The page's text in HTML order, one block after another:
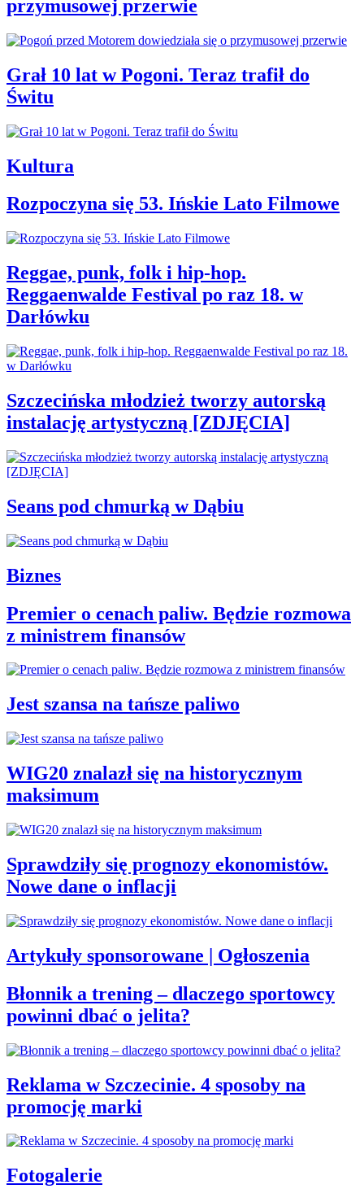
przymusowej przerwie
Grał 10 lat w Pogoni. Teraz trafił do
Świtu
Kultura
Rozpoczyna się 53. Ińskie Lato Filmowe
Reggae, punk, folk i hip-hop.
Reggaenwalde Festival po raz 18. w
Darłówku
Szczecińska młodzież tworzy autorską
instalację artystyczną [ZDJĘCIA]
Seans pod chmurką w Dąbiu
Biznes
Premier o cenach paliw. Będzie rozmowa
z ministrem finansów
Jest szansa na tańsze paliwo
WIG20 znalazł się na historycznym
maksimum
Sprawdziły się prognozy ekonomistów.
Nowe dane o inflacji
Artykuły sponsorowane | Ogłoszenia
Błonnik a trening – dlaczego sportowcy
powinni dbać o jelita?
Reklama w Szczecinie. 4 sposoby na
promocję marki
Fotogalerie